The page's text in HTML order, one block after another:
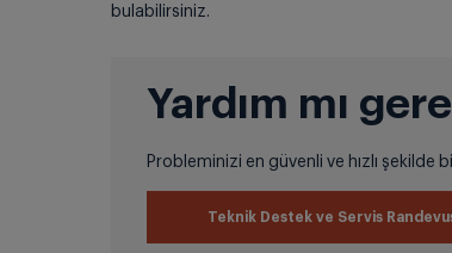
bulabilirsiniz.
Yardım mı
Probleminizi en güvenli ve hızlı
Teknik Destek ve Servis